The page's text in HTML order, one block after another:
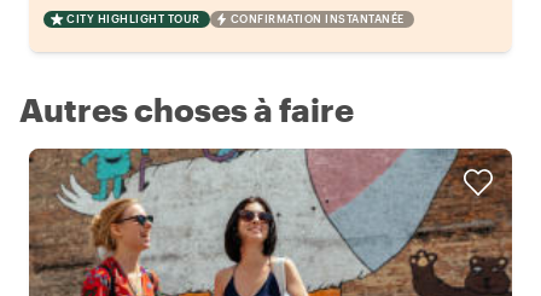
CITY HIGHLIGHT TOUR CONFIRMATION INSTANTANÉE
Autres choses à faire